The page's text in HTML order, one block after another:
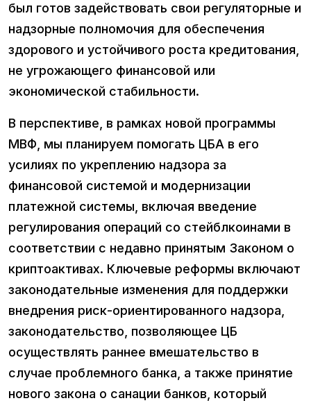
был готов задействовать свои регуляторные и
надзорные полномочия для обеспечения
здорового и устойчивого роста кредитования,
не угрожающего финансовой или
экономической стабильности.
В перспективе, в рамках новой программы
МВФ, мы планируем помогать ЦБА в его
усилиях по укреплению надзора за
финансовой системой и модернизации
платежной системы, включая введение
регулирования операций со стейблкоинами в
соответствии с недавно принятым Законом о
криптоактивах. Ключевые реформы включают
законодательные изменения для поддержки
внедрения риск-ориентированного надзора,
законодательство, позволяющее ЦБ
осуществлять раннее вмешательство в
случае проблемного банка, а также принятие
нового закона о санации банков, который